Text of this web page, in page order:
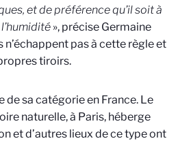
et de préférence qu’il soit à
», précise Germaine
n’échappent pas à cette règle et
tiroirs.
de sa catégorie en France. Le
naturelle, à Paris, héberge
et d’autres lieux de ce type ont